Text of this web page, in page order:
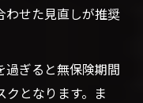
わせた見直しが推奨
過ぎると無保険期間
となります。ま